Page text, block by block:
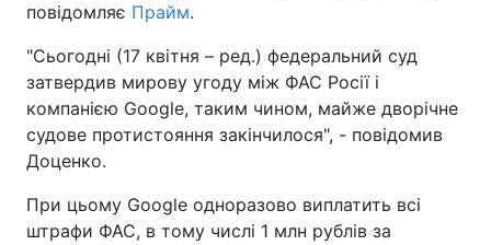
повідомляє Прайм.
"Сьогодні (17 квітня – ред.) федеральний суд
затвердив мирову угоду між ФАС Росії і
компанією Google, таким чином, майже дворічне
судове протистояння закінчилося", - повідомив
Доценко.
При цьому Google одноразово виплатить всі
штрафи ФАС, в тому числі 1 млн рублів за